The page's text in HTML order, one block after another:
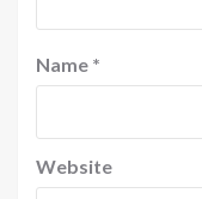
Name *
Website